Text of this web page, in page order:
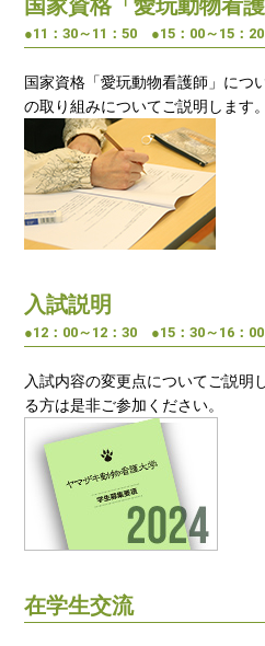
国家資格「愛玩動物看
●11：30～11：50 ●15：00～15：20
国家資格「愛玩動物看護師」につ
の取り組みについてご説明します。
入試説明
●12：00～12：30 ●15：30～16：00
入試内容の変更点についてご説明
る方は是非ご参加ください。
在学生交流